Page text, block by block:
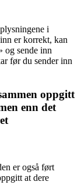
i
er korrekt, kan
og sende inn
før du sender inn
oppgitt
enn det
er også ført
at dere